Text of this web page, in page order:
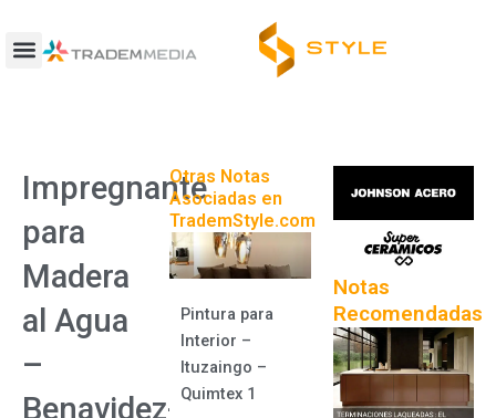
contenido
Impregnante
para
Madera
al Agua
–
Benavidez-
Otras Notas
Asociadas en
TrademStyle.com
Pintura para
Interior –
Ituzaingo –
Quimtex 1
Notas
Recomendadas